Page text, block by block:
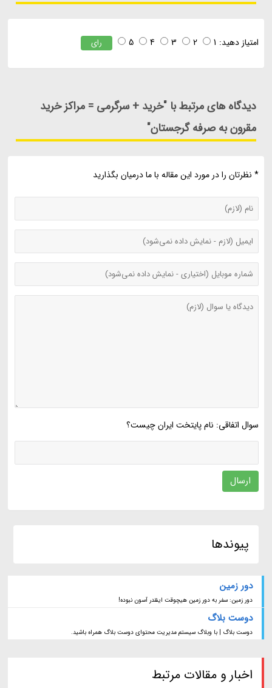
امتیاز دهید: 1
2
3
4
5 رای
دیدگاه های مرتبط با "خرید + سرگرمی = مراکز خرید
مقرون به صرفه گرجستان"
* نظرتان را در مورد این مقاله با ما درمیان بگذارید
سوال اتفاقی: نام پایتخت ایران چیست؟
ارسال
پیوندها
دور زمین
دور زمین: سفر به دور زمین هیچوقت اینقدر آسون نبوده!
دوست بلاگ
دوست بلاگ | با وبلاگ سیستم مدیریت محتوای دوست بلاگ همراه باشید.
اخبار و مقالات مرتبط